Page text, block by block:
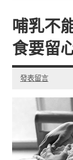
哺乳不
食要留
發表留言